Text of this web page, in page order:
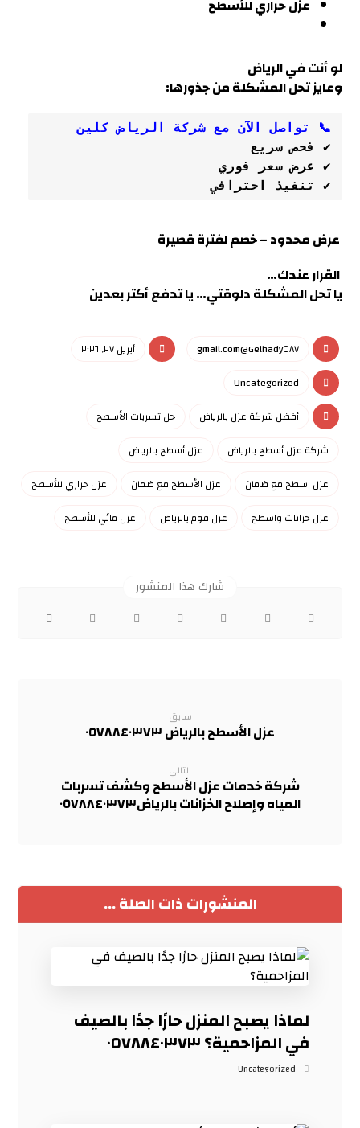
عزل حراري للأسطح
لو أنت فيالرياض
وعايز تحل المشكلة من جذورها:
📞 تواصل الآن مع شركة الرياض كلين
✔ فحص سريع
✔ عرض سعر فوري
✔ تنفيذ احترافي
عرض محدود – خصم لفترة قصيرة
القرار عندك…
يا تحل المشكلة دلوقتي… يا تدفع أكتر بعدين
Gelhady٥٨٧@gmail.com
أبريل ٢٧, ٢٠٢٦
Uncategorized
أفضل شركة عزل بالرياض
حل تسربات الأسطح
شركة عزل أسطح بالرياض
عزل أسطح بالرياض
عزل اسطح مع ضمان
عزل الأسطح مع ضمان
عزل حراري للأسطح
عزل خزانات واسطح
عزل فوم بالرياض عزل مائي للأسطح
سابق
عزل الأسطح بالرياض ٠٥٧٨٨٤٠٣٧٣
التالي
شركة خدمات عزل الأسطح وكشف تسربات
المياه وإصلاح الخزانات بالرياض٠٥٧٨٨٤٠٣٧٣
المنشورات ذات الصلة ...
لماذا يصبح المنزل حارًا جدًا بالصيف
في المزاحمية؟ ٠٥٧٨٨٤٠٣٧٣
Uncategorized